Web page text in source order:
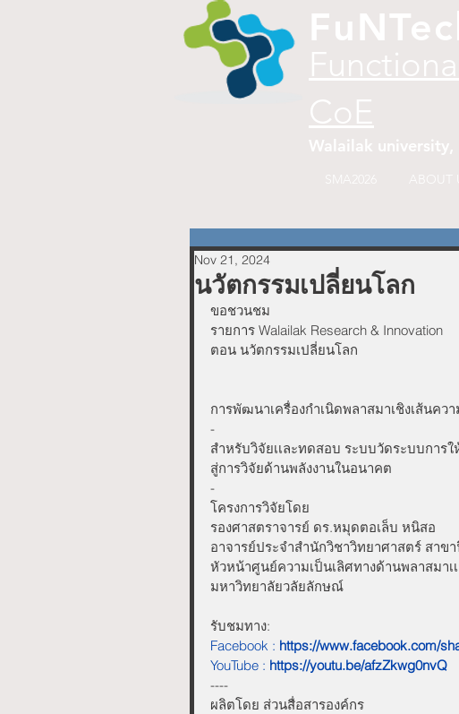
CoE
SMA2026
Walailak
นวัตกรรมเปลี่ยนโลก
Nov 21, 2024
ขอชวนชม
รายการ Walailak Research & Innovation
ตอน นวัตกรรมเปลี่ยนโลก
การพัฒนาเครื่องกำเนิดพลาสมาเชิงเส้นควา
-
สำหรับวิจัยเเละทดสอบ ระบบวัดระบบการ
สู่การวิจัยด้านพลังงานในอนาคต
-
โครงการวิจัยโดย
รองศาสตราจารย์ ดร.หมุดตอเล็บ หนิสอ
อาจารย์ประจำสำนักวิชาวิทยาศาสตร์ สาข
หัวหน้าศูนย์ความเป็นเลิศทางด้านพลาสมาเ
มหาวิทยาลัยวลัยลักษณ์
รับชมทาง:
Facebook : https://www.facebook.com/
YouTube : https://youtu.be/afzZkwg0nvQ
----
ผลิตโดย ส่วนสื่อสารองค์กร